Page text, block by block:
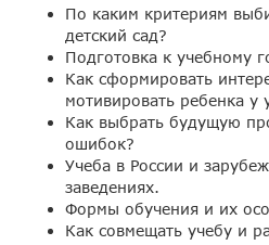
По каким критериям
детский сад?
Подготовка к учебному
Как сформировать
мотивировать ребенка у
Как выбрать будущую
ошибок?
Учеба в России и
заведениях.
Формы обучения и их
Как совмещать учебу и